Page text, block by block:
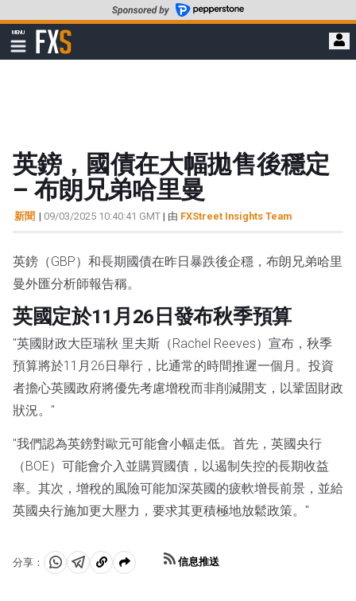
至
要
MENU
顯
示
FXStreet
英鎊，國債在大幅拋售後穩定
– 布朗兄弟哈里曼
新聞 | 09/03/2025 10:40:41 GMT | 由 FXStreet Insights Team
英鎊（GBP）和長期國債在昨日暴跌後企穩，布朗兄弟哈里
曼外匯分析師報告稱。
英國定於11月26日發布秋季預算
"英國財政大臣瑞秋·里夫斯（Rachel Reeves）宣布，秋季
預算將於11月26日舉行，比通常的時間推遲一個月。投資
者擔心英國政府將優先考慮增稅而非削減開支，以鞏固財政
狀況。"
"我們認為英鎊對歐元可能會小幅走低。首先，英國央行
（BOE）可能會介入並購買國債，以遏制失控的長期收益
率。其次，增稅的風險可能加深英國的疲軟增長前景，並給
英國央行施加更大壓力，要求其更積極地放鬆政策。"
分享：
分 分 複
信息推送